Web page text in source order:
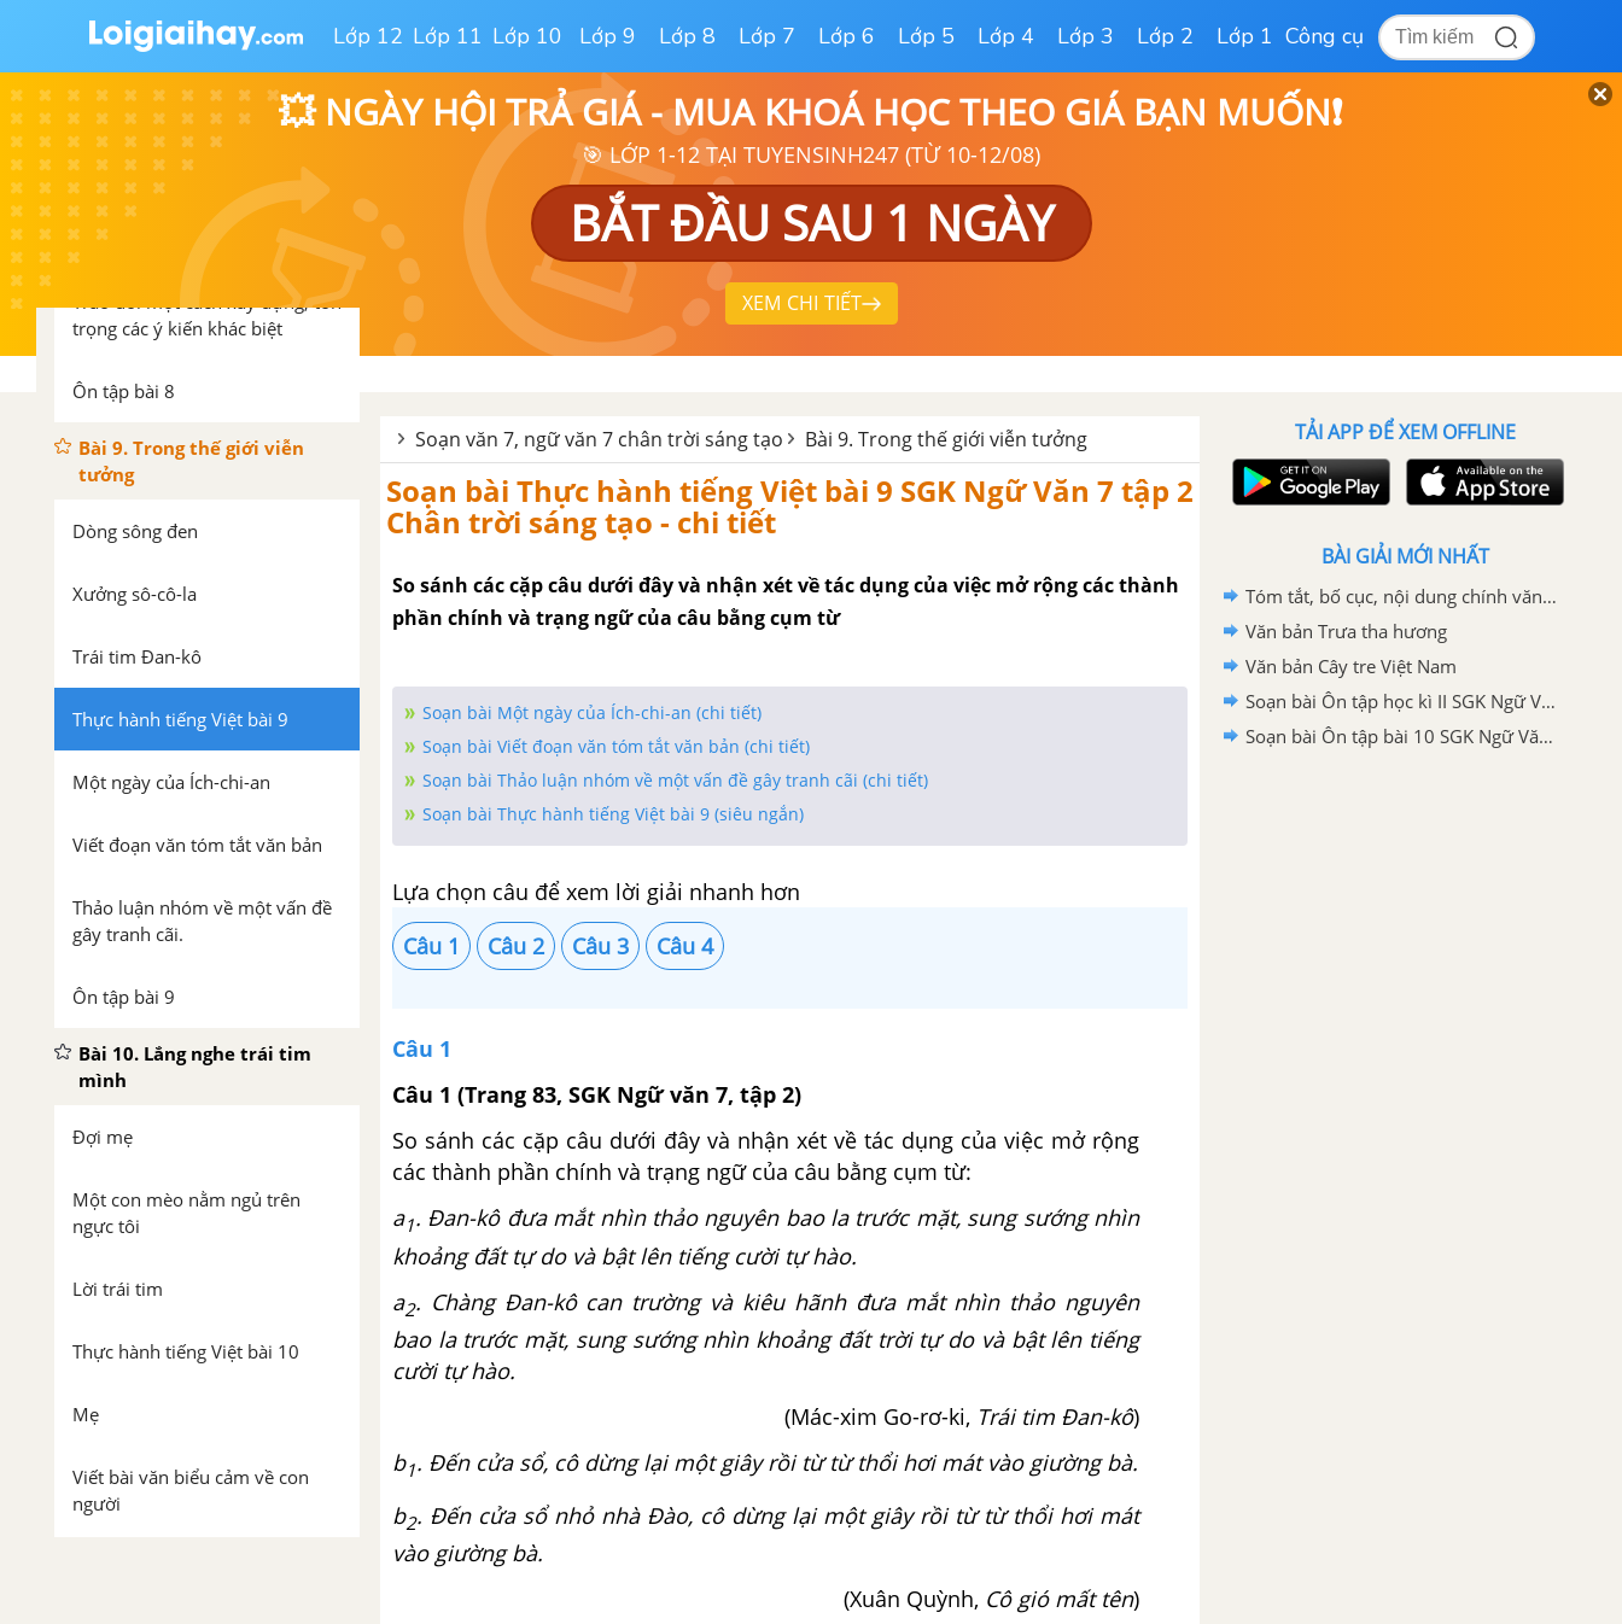
Lớp 12 Lớp 11 Lớp 10 Lớp 9 Lớp 8 Lớp 7 Lớp 6 Lớp 5 Lớp 4 Lớp 3 Lớp 2 Lớp 1 Công cụ
💥 NGÀY HỘI TRẢ GIÁ - MUA KHOÁ HỌC THEO GIÁ BẠN MUỐN❗
🎯 LỚP 1-12 TẠI TUYENSINH247 (TỪ 10-12/08)
BẮT ĐẦU SAU 1 NGÀY
XEM CHI TIẾT
Hương khúc
Thực hành tiếng Việt bài 8
Kéo co
Viết văn bản tường trình
Trao đổi một cách xây dựng, tôn
trọng các ý kiến khác biệt
Ôn tập bài 8
Bài 9. Trong thế giới viễn
tưởng
Dòng sông đen
Xưởng sô-cô-la
Trái tim Đan-kô
Thực hành tiếng Việt bài 9
Một ngày của Ích-chi-an
Viết đoạn văn tóm tắt văn bản
Thảo luận nhóm về một vấn đề
gây tranh cãi.
Ôn tập bài 9
Bài 10. Lắng nghe trái tim
mình
Đợi mẹ
Một con mèo nằm ngủ trên
ngực tôi
Lời trái tim
Thực hành tiếng Việt bài 10
Mẹ
Viết bài văn biểu cảm về con
người
Soạn văn 7, ngữ văn 7 chân trời sáng tạo Bài 9. Trong thế giới viễn tưởng
Soạn bài Thực hành tiếng Việt bài 9 SGK Ngữ Văn 7 tập 2
Chân trời sáng tạo - chi tiết
So sánh các cặp câu dưới đây và nhận xét về tác dụng của việc mở rộng các thành
phần chính và trạng ngữ của câu bằng cụm từ
Soạn bài Một ngày của Ích-chi-an (chi tiết)
Soạn bài Viết đoạn văn tóm tắt văn bản (chi tiết)
Soạn bài Thảo luận nhóm về một vấn đề gây tranh cãi (chi tiết)
Soạn bài Thực hành tiếng Việt bài 9 (siêu ngắn)
Lựa chọn câu để xem lời giải nhanh hơn
Câu 1
Câu 2 Câu 3 Câu 4
Câu 1
Câu 1 (Trang 83, SGK Ngữ văn 7, tập 2)
So sánh các cặp câu dưới đây và nhận xét về tác dụng của việc mở rộng
các thành phần chính và trạng ngữ của câu bằng cụm từ:
a1. Đan-kô đưa mắt nhìn thảo nguyên bao la trước mặt, sung sướng nhìn
khoảng đất tự do và bật lên tiếng cười tự hào.
a2. Chàng Đan-kô can trường và kiêu hãnh đưa mắt nhìn thảo nguyên
bao la trước mặt, sung sướng nhìn khoảng đất trời tự do và bật lên tiếng
cười tự hào.
(Mác-xim Go-rơ-ki, Trái tim Đan-kô)
b1. Đến cửa sổ, cô dừng lại một giây rồi từ từ thổi hơi mát vào giường bà.
b2. Đến cửa sổ nhỏ nhà Đào, cô dừng lại một giây rồi từ từ thổi hơi mát
vào giường bà.
(Xuân Quỳnh, Cô gió mất tên)
TẢI APP ĐỂ XEM OFFLINE
BÀI GIẢI MỚI NHẤT
Tóm tắt, bố cục, nội dung chính văn bản Em bé thông minh - nhân vật kết tinh trí tuệ dân gian
Văn bản Trưa tha hương
Văn bản Cây tre Việt Nam
Soạn bài Ôn tập học kì II SGK Ngữ Văn 7 tập 2 Chân trời sáng tạo - chi tiết
Soạn bài Ôn tập bài 10 SGK Ngữ Văn 7 tập 2 Chân trời sáng tạo - chi tiết